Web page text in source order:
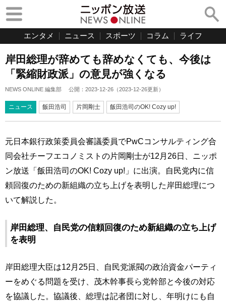
エンタメ ニュース スポーツ コラム ライフ
岸田総理が辞めても辞めなくても、今後は
「緊縮財政派」の意見が強くなる
NEWS ONLINE 編集部 公開： 2023-12-26 （2023-12-26更新）
ニュース 飯田浩司 片岡剛士 飯田浩司のOK! Cozy up!
元日本銀行政策委員会審議委員でPwCコンサルティング合
同会社チーフエコノミストの片岡剛士が12月26日、ニッポ
ン放送「飯田浩司のOK! Cozy up!」に出演。自民党内に信
頼回復のための新組織の立ち上げを表明した岸田総理につ
いて解説した。
岸田総理、自民党の信頼回復のため新組織の立ち上げ
を表明
岸田総理大臣は12月25日、自民党派閥の政治資金パーティ
ーをめぐる問題を受け、茂木幹事長ら党幹部と今後の対応
を協議した。協議後、総理は記者団に対し、年明けにも自